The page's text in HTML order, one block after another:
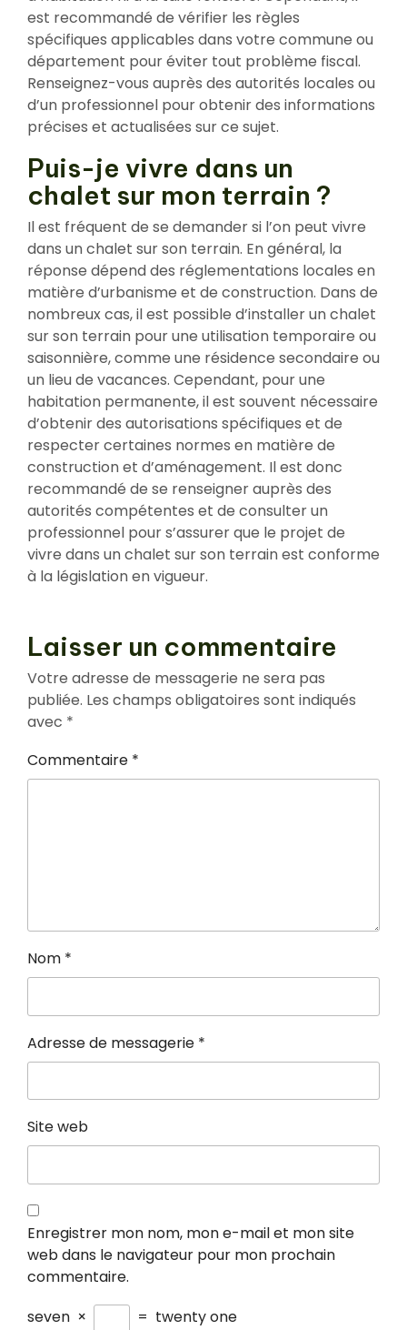
est recommandé de vérifier les règles
spécifiques applicables dans votre commune ou
département pour éviter tout problème fiscal.
Renseignez-vous auprès des autorités locales ou
d’un professionnel pour obtenir des informations
précises et actualisées sur ce sujet.
Puis-je vivre dans un
chalet sur mon terrain ?
Il est fréquent de se demander si l’on peut vivre
dans un chalet sur son terrain. En général, la
réponse dépend des réglementations locales en
matière d’urbanisme et de construction. Dans de
nombreux cas, il est possible d’installer un chalet
sur son terrain pour une utilisation temporaire ou
saisonnière, comme une résidence secondaire ou
un lieu de vacances. Cependant, pour une
habitation permanente, il est souvent nécessaire
d’obtenir des autorisations spécifiques et de
respecter certaines normes en matière de
construction et d’aménagement. Il est donc
recommandé de se renseigner auprès des
autorités compétentes et de consulter un
professionnel pour s’assurer que le projet de
vivre dans un chalet sur son terrain est conforme
à la législation en vigueur.
Laisser un commentaire
Votre adresse de messagerie ne sera pas
publiée. Les champs obligatoires sont indiqués
avec *
Commentaire *
Nom *
Adresse de messagerie *
Site web
Enregistrer mon nom, mon e-mail et mon site
web dans le navigateur pour mon prochain
commentaire.
seven × = twenty one